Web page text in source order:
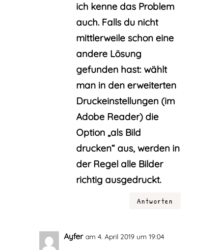
ich kenne das Problem
auch. Falls du nicht
mittlerweile schon eine
andere Lösung
gefunden hast: wählt
man in den erweiterten
Druckeinstellungen (im
Adobe Reader) die
Option „als Bild
drucken“ aus, werden in
der Regel alle Bilder
richtig ausgedruckt.
Antworten
Ayfer am 4. April 2019 um 19:04